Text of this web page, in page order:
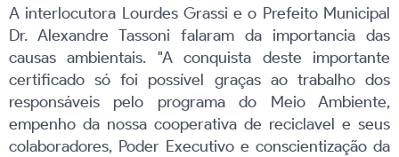
A interlocutora Lourdes Grassi e o Prefeito Municipal
Dr. Alexandre Tassoni falaram da importancia das
causas ambientais. "A conquista deste importante
certificado só foi possível graças ao trabalho dos
responsáveis pelo programa do Meio Ambiente,
empenho da nossa cooperativa de reciclavel e seus
colaboradores, Poder Executivo e conscientização da